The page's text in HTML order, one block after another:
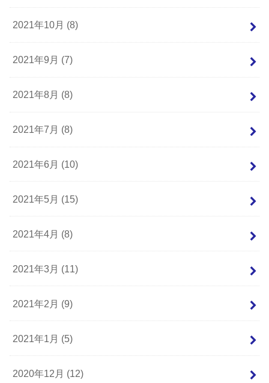
2021年10月 (8)
2021年9月 (7)
2021年8月 (8)
2021年7月 (8)
2021年6月 (10)
2021年5月 (15)
2021年4月 (8)
2021年3月 (11)
2021年2月 (9)
2021年1月 (5)
2020年12月 (12)